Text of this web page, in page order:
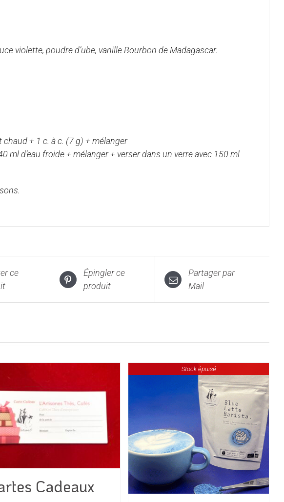
violette, poudre d’ube, vanille Bourbon de Madagascar.
+ 1 c. à c. (7 g) + mélanger
ml d’eau froide + mélanger + verser dans un verre avec 150 ml
ce
Épingler ce
produit
Partager par
Mail
Cadeaux
Stock épuisé